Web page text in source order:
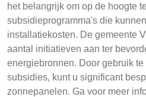
het belangrijk om op de hoogte
subsidieprogramma's die
installatiekosten. De gemeente
aantal initiatieven aan ter
energiebronnen. Door gebruik
subsidies, kunt u significant
zonnepanelen. Ga voor meer